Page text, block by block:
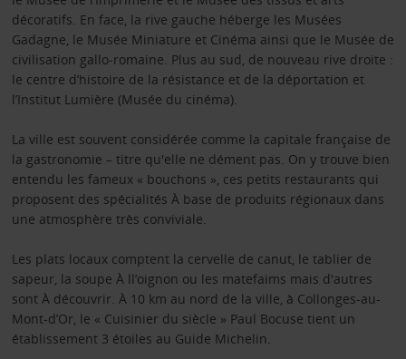
décoratifs. En face, la rive gauche héberge les Musées
Gadagne, le Musée Miniature et Cinéma ainsi que le Musée de
civilisation gallo-romaine. Plus au sud, de nouveau rive droite :
le centre d’histoire de la résistance et de la déportation et
l’Institut Lumière (Musée du cinéma).
La ville est souvent considérée comme la capitale française de
la gastronomie – titre qu'elle ne dément pas. On y trouve bien
entendu les fameux « bouchons », ces petits restaurants qui
proposent des spécialités À base de produits régionaux dans
une atmosphère très conviviale.
Les plats locaux comptent la cervelle de canut, le tablier de
sapeur, la soupe À ll’oignon ou les matefaims mais d'autres
sont À découvrir. À 10 km au nord de la ville, à Collonges-au-
Mont-d’Or, le « Cuisinier du siècle » Paul Bocuse tient un
établissement 3 étoiles au Guide Michelin.